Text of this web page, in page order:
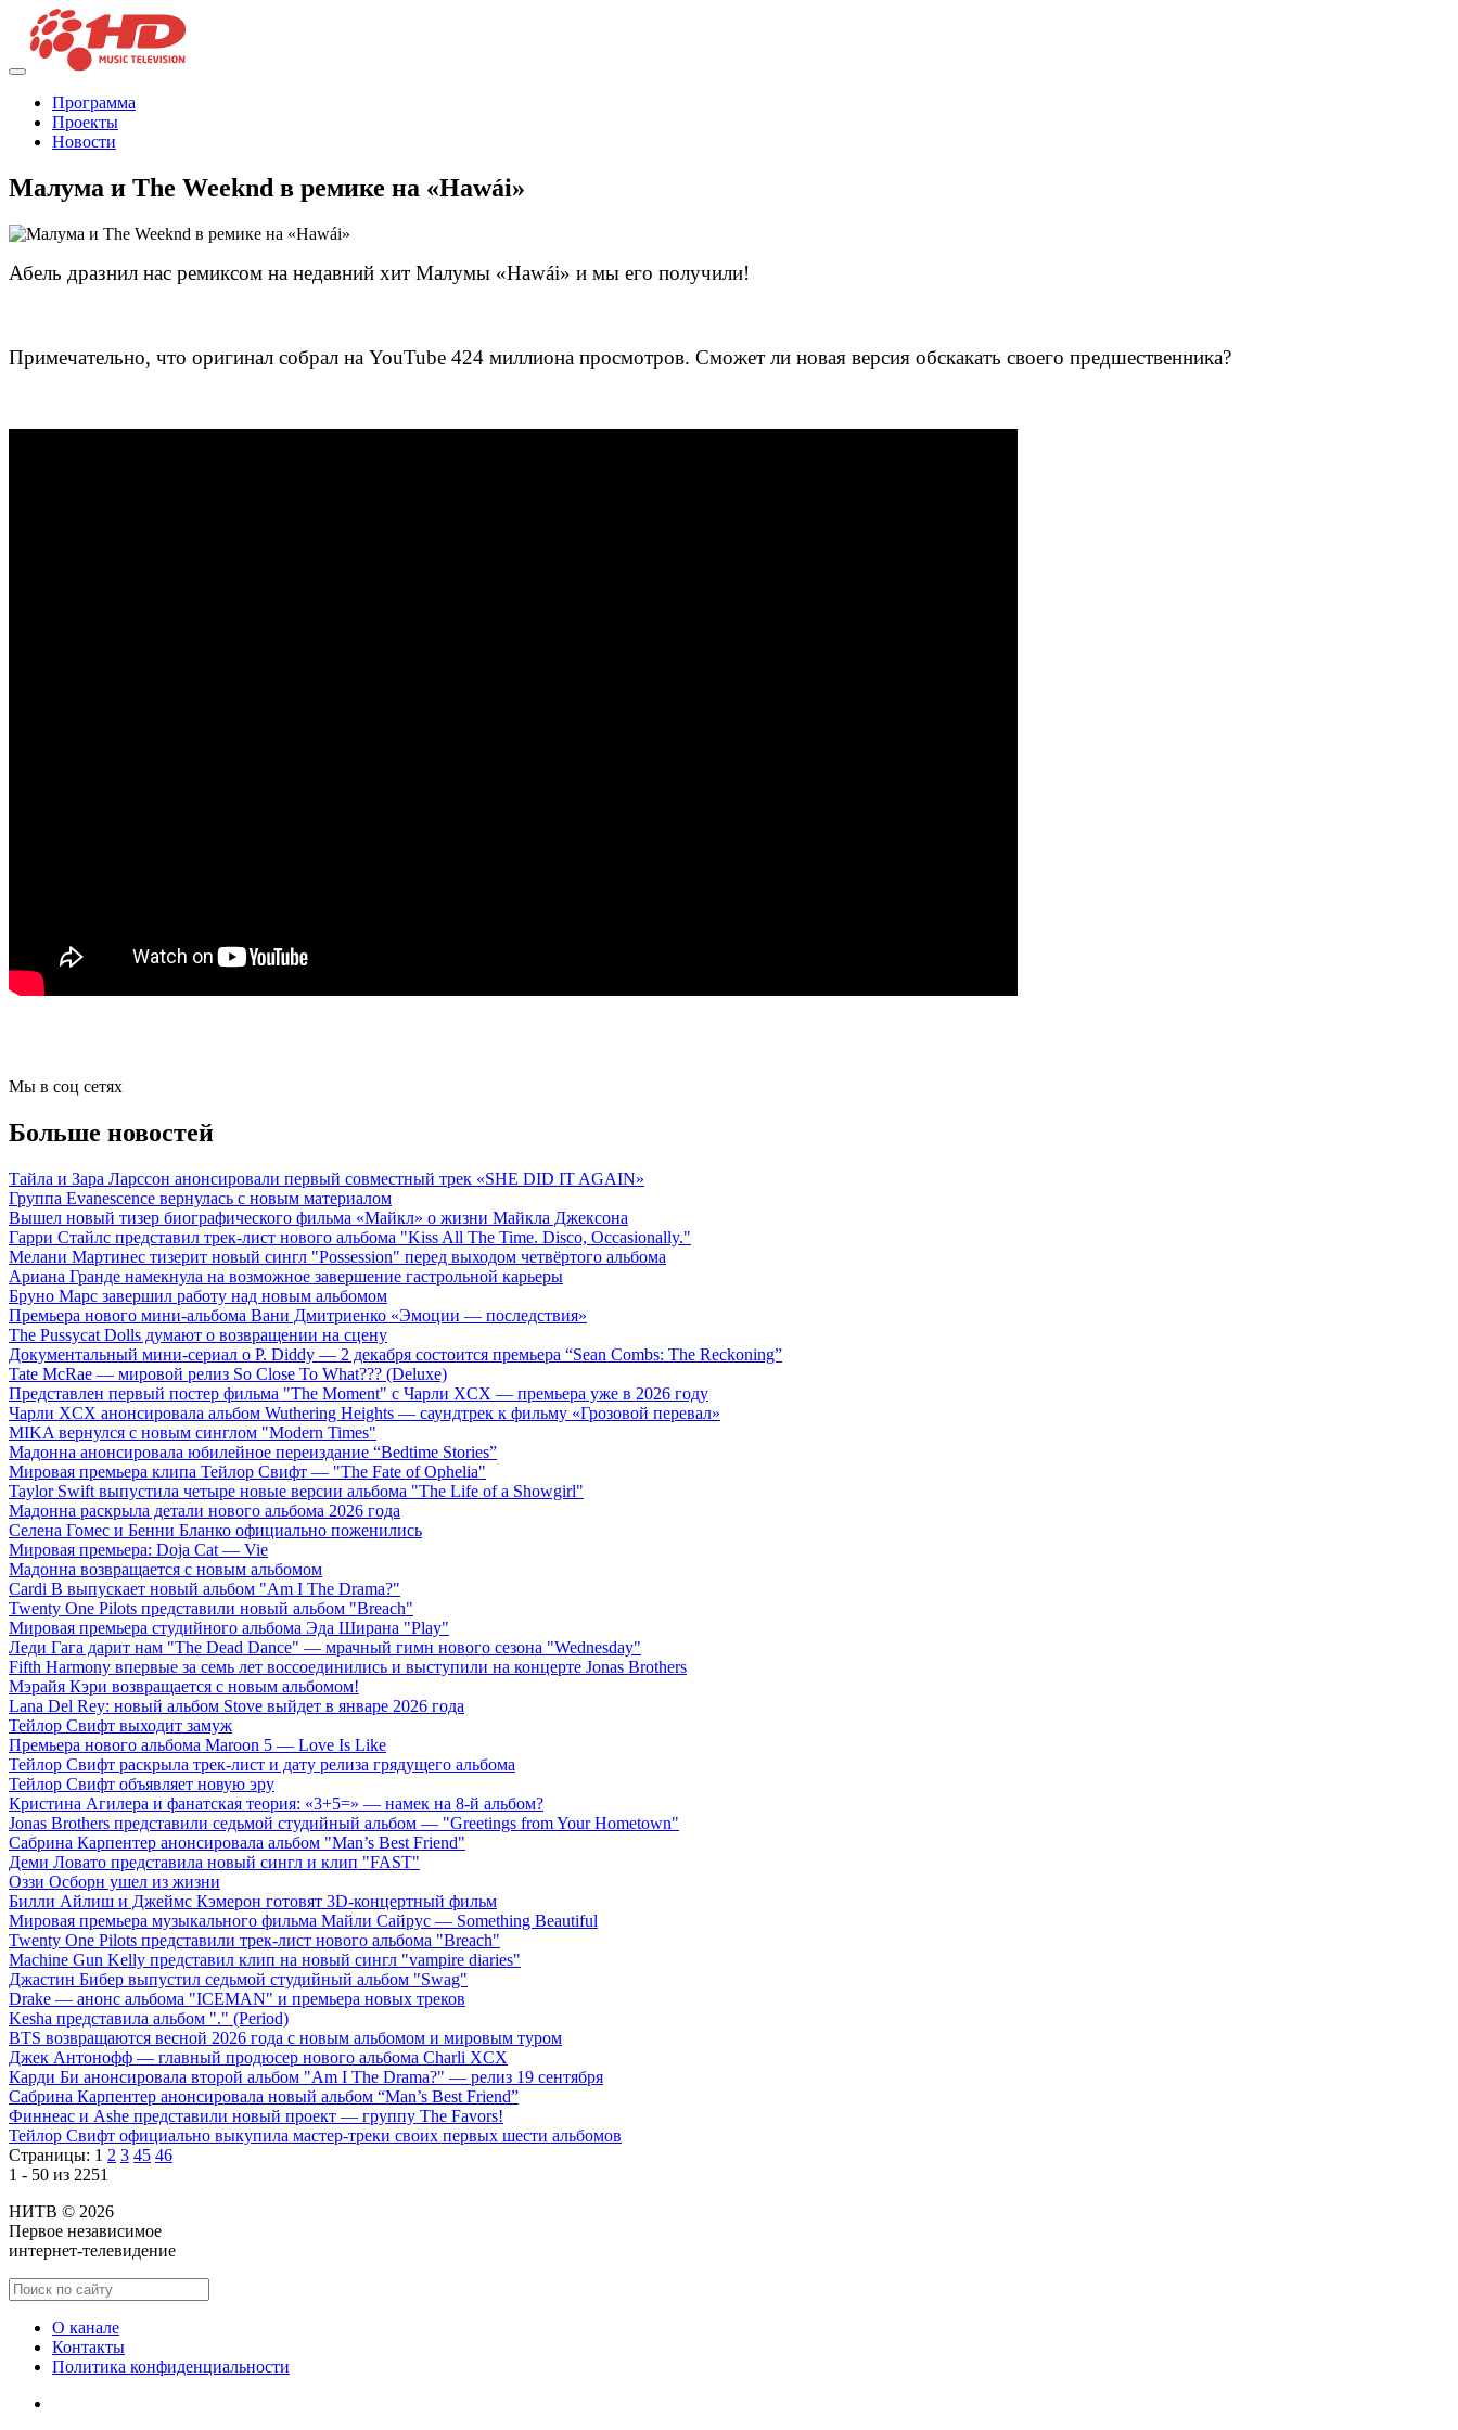
Программа
Проекты
Новости
Малума и The Weeknd в ремике на «Hawái»
Абель дразнил нас ремиксом на недавний хит Малумы «Hawái» и мы его получили!
Примечательно, что оригинал собрал на YouTube 424 миллиона просмотров. Сможет ли новая версия обскакать своего предшественника?
Мы в соц сетях
Больше новостей
Тайла и Зара Ларссон анонсировали первый совместный трек «SHE DID IT AGAIN»
Группа Evanescence вернулась с новым материалом
Вышел новый тизер биографического фильма «Майкл» о жизни Майкла Джексона
Гарри Стайлс представил трек-лист нового альбома "Kiss All The Time. Disco, Occasionally."
Мелани Мартинес тизерит новый сингл "Possession" перед выходом четвёртого альбома
Ариана Гранде намекнула на возможное завершение гастрольной карьеры
Бруно Марс завершил работу над новым альбомом
Премьера нового мини-альбома Вани Дмитриенко «Эмоции — последствия»
The Pussycat Dolls думают о возвращении на сцену
Документальный мини-сериал о P. Diddy — 2 декабря состоится премьера “Sean Combs: The Reckoning”
Tate McRae — мировой релиз So Close To What??? (Deluxe)
Представлен первый постер фильма "The Moment" с Чарли XCX — премьера уже в 2026 году
Чарли XCX анонсировала альбом Wuthering Heights — саундтрек к фильму «Грозовой перевал»
MIKA вернулся с новым синглом "Modern Times"
Мадонна анонсировала юбилейное переиздание “Bedtime Stories”
Мировая премьера клипа Тейлор Свифт — "The Fate of Ophelia"
Taylor Swift выпустила четыре новые версии альбома "The Life of a Showgirl"
Мадонна раскрыла детали нового альбома 2026 года
Селена Гомес и Бенни Бланко официально поженились
Мировая премьера: Doja Cat — Vie
Мадонна возвращается с новым альбомом
Cardi B выпускает новый альбом "Am I The Drama?"
Twenty One Pilots представили новый альбом "Breach"
Мировая премьера студийного альбома Эда Ширана "Play"
Леди Гага дарит нам "The Dead Dance" — мрачный гимн нового сезона "Wednesday"
Fifth Harmony впервые за семь лет воссоединились и выступили на концерте Jonas Brothers
Мэрайя Кэри возвращается с новым альбомом!
Lana Del Rey: новый альбом Stove выйдет в январе 2026 года
Тейлор Свифт выходит замуж
Премьера нового альбома Maroon 5 — Love Is Like
Тейлор Свифт раскрыла трек-лист и дату релиза грядущего альбома
Тейлор Свифт объявляет новую эру
Кристина Агилера и фанатская теория: «3+5=» — намек на 8-й альбом?
Jonas Brothers представили седьмой студийный альбом — "Greetings from Your Hometown"
Сабрина Карпентер анонсировала альбом "Man’s Best Friend"
Деми Ловато представила новый сингл и клип "FAST"
Оззи Осборн ушел из жизни
Билли Айлиш и Джеймс Кэмерон готовят 3D-концертный фильм
Мировая премьера музыкального фильма Майли Сайрус — Something Beautiful
Twenty One Pilots представили трек-лист нового альбома "Breach"
Machine Gun Kelly представил клип на новый сингл "vampire diaries"
Джастин Бибер выпустил седьмой студийный альбом "Swag"
Drake — анонс альбома "ICEMAN" и премьера новых треков
Kesha представила альбом "." (Period)
BTS возвращаются весной 2026 года с новым альбомом и мировым туром
Джек Антонофф — главный продюсер нового альбома Charli XCX
Карди Би анонсировала второй альбом "Am I The Drama?" — релиз 19 сентября
Сабрина Карпентер анонсировала новый альбом “Man’s Best Friend”
Финнеас и Ashe представили новый проект — группу The Favors!
Тейлор Свифт официально выкупила мастер-треки своих первых шести альбомов
Страницы: 1 2 3 45 46
1 - 50 из 2251
НИТВ © 2026
Первое независимое
интернет-телевидение
О канале
Контакты
Политика конфиденциальности